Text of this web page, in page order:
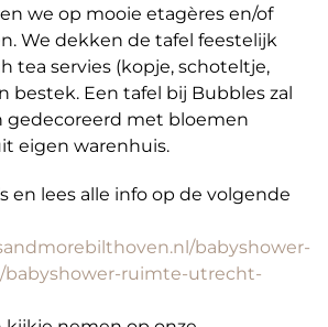
we op mooie etagères en/of
We dekken de tafel feestelijk
tea servies (kopje, schoteltje,
bestek. Een tafel bij Bubbles zal
gedecoreerd met bloemen
eigen warenhuis.
en lees alle info op de volgende
babyshower-
babyshower-ruimte-utrecht-